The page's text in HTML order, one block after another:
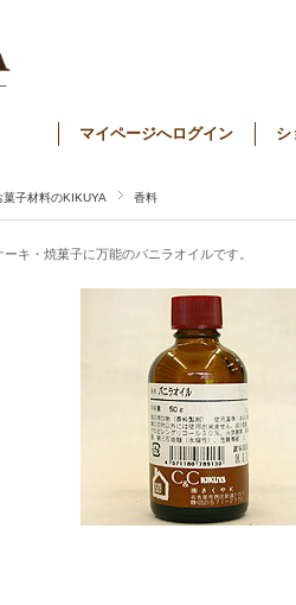
マイページへログイン シ
菓子材料のKIKUYA 香料
ーキ・焼菓子に万能のバニラオイルです。